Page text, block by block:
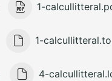
1-
1-
4-